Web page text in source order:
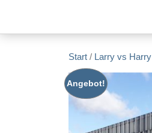
Start / Larry vs Harry
Angebot!